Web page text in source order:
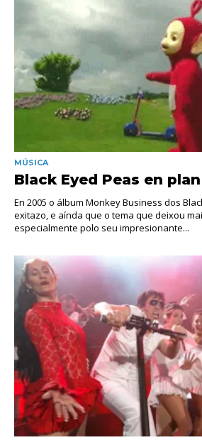
MÚSICA
Black Eyed Peas en
En 2005 o álbum Monkey Business dos
exitazo, e aínda que o tema que deixou
especialmente polo seu impresionante...